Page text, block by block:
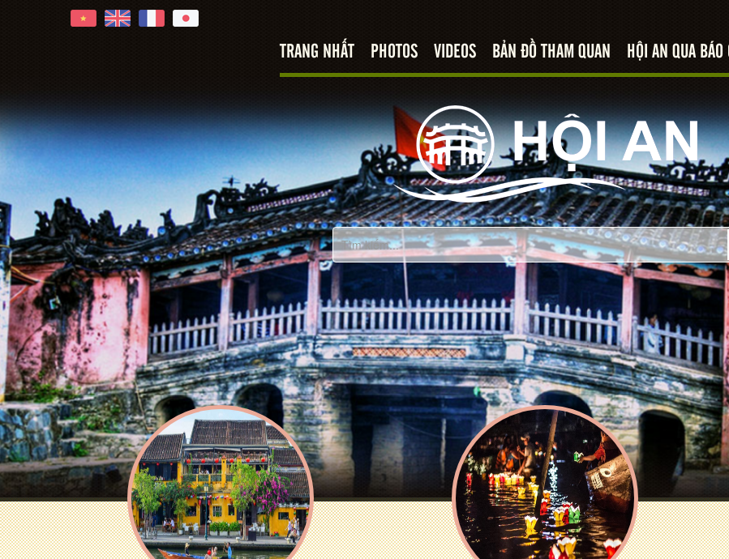
TRANG NHẤT PHOTOS VIDEOS BẢN ĐỒ THAM QUAN HỘI AN QUA BÁO